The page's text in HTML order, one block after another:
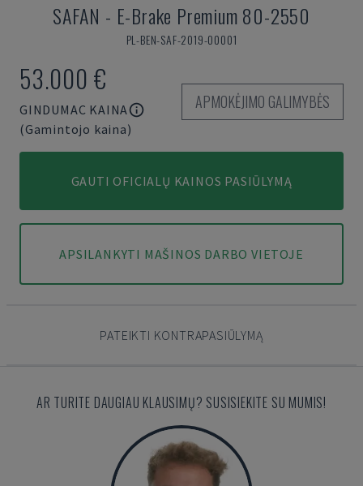
SAFAN - E-Brake Premium 80-2550
PL-BEN-SAF-2019-00001
53.000 €
GINDUMAC KAINA
(Gamintojo kaina)
APMOKĖJIMO GALIMYBĖS
GAUTI OFICIALŲ KAINOS PASIŪLYMĄ
APSILANKYTI MAŠINOS DARBO VIETOJE
PATEIKTI KONTRAPASIŪLYMĄ
AR TURITE DAUGIAU KLAUSIMŲ? SUSISIEKITE SU MUMIS!